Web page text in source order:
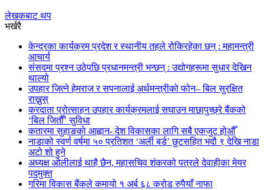
लेखकबाट थप
भर्खरै
केन्द्रका कार्यक्रम प्रदेश र स्थानीय तहले रोकिरहेका छन् : महामन्त्री
आचार्य
संसदमा प्रश्न उठेपछि प्रधानमन्त्री भन्छन् : उद्योगहरूमा सुधार देखिन
थाल्यो
उपहार जित्ने हेमराज र सपनालाई अर्थमन्त्रीको फोन– बिल सुरक्षित
राख्नुस्
करदाता प्रोत्साहन उपहार कार्यक्रमलाई सघाउन माछापुच्छ्रे बैंकको
‘बिल जितौँ’ सुविधा
कतारमा सुहाङकाे आह्वान- देश विकासका लागि सबै एकजुट होऔँ
नाडाको स्वर्ण वर्षमा ५० प्रतिशत ‘अर्ली बर्ड’ छुटसहित भदौ ९ देखि नाडा
अटो शो हुने
अध्यक्ष ओलीलाई थाहै छैन, महासचिव शंकरको पत्रले देवाहीका मेयर
पदमुक्त
गरिमा विकास बैंकले कमायो १ अर्ब ६८ करोड रुपैयाँ नाफा